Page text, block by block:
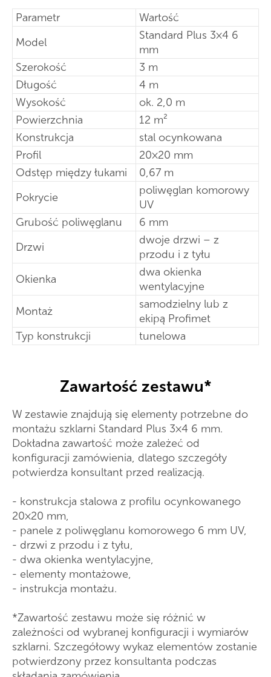
Parametr
Wartość
Model
Standard Plus 3×4 6
mm
Szerokość
3 m
Długość
4 m
Wysokość
ok. 2,0 m
Powierzchnia
12 m²
Konstrukcja
stal ocynkowana
Profil
20×20 mm
Odstęp między łukami
0,67 m
Pokrycie
poliwęglan komorowy
UV
Grubość poliwęglanu
6 mm
Drzwi
dwoje drzwi – z
przodu i z tyłu
Okienka
dwa okienka
wentylacyjne
Montaż
samodzielny lub z
ekipą Profimet
Typ konstrukcji
tunelowa
Zawartość zestawu*
W zestawie znajdują się elementy potrzebne do
montażu szklarni Standard Plus 3×4 6 mm.
Dokładna zawartość może zależeć od
konfiguracji zamówienia, dlatego szczegóły
potwierdza konsultant przed realizacją.
- konstrukcja stalowa z profilu ocynkowanego
20×20 mm,
- panele z poliwęglanu komorowego 6 mm UV,
- drzwi z przodu i z tyłu,
- dwa okienka wentylacyjne,
- elementy montażowe,
- instrukcja montażu.
*Zawartość zestawu może się różnić w
zależności od wybranej konfiguracji i wymiarów
szklarni. Szczegółowy wykaz elementów zostanie
potwierdzony przez konsultanta podczas